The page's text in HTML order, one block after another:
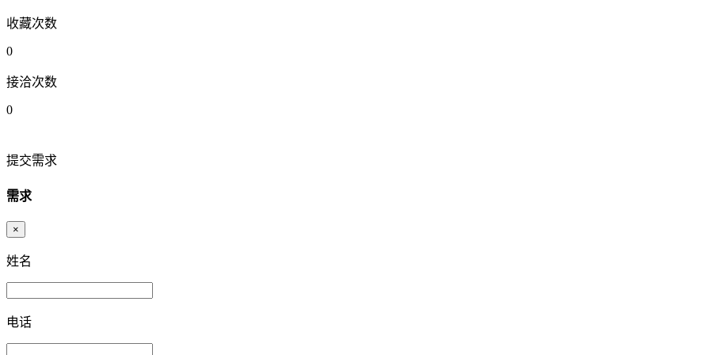
收藏次数
0
接洽次数
0
提交需求
需求
×
姓名
电话